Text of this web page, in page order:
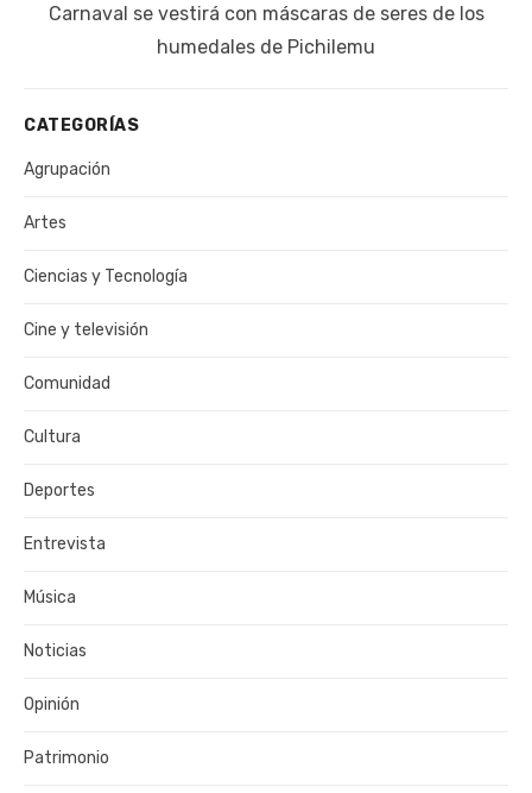
Siguiente
Carnaval se vestirá con máscaras de seres de los
humedales de Pichilemu
CATEGORÍAS
Agrupación
Artes
Ciencias y Tecnología
Cine y televisión
Comunidad
Cultura
Deportes
Entrevista
Música
Noticias
Opinión
Patrimonio